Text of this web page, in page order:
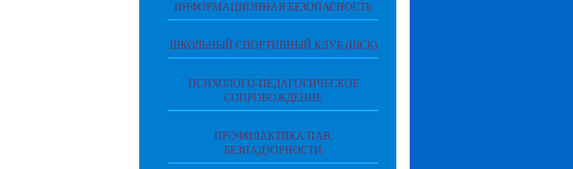
ИНФОРМАЦИОННАЯ БЕЗОПАСНОСТЬ
ШКОЛЬНЫЙ СПОРТИВНЫЙ КЛУБ (ШСК)
ПСИХОЛОГО-ПЕДАГОГИЧЕСКОЕ
СОПРОВОЖДЕНИЕ
ПРОФИЛАКТИКА ПАВ,
БЕЗНАДЗОРНОСТИ